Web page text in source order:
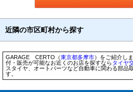
近隣の市区町村から探す
GARAGE CERTO（東京都多摩市）をご紹介し
付・販売が可能なお近くのお店を探すならタイヤ
スタイヤ、オートパーツなど自動車に関わる部品
す。